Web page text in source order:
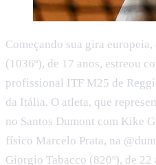
Começando sua gira
(1036º), de 17 anos, estreou
profissional ITF M25 de
da Itália. O atleta, que
no Santos Dumont com Kike
físico Marcelo Prata, na
Giorgio Tabacco (820º), de